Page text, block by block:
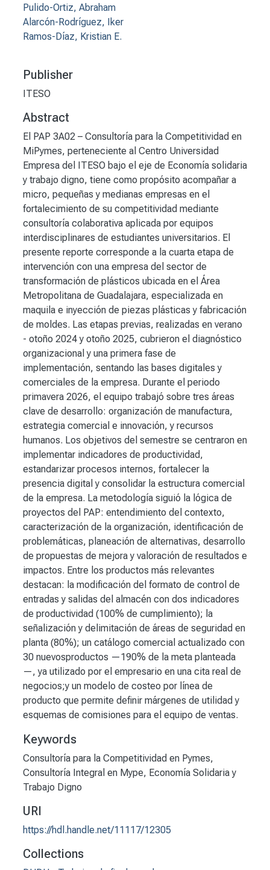
Pulido-Ortiz, Abraham
Alarcón-Rodríguez, Iker
Ramos-Díaz, Kristian E.
Publisher
ITESO
Abstract
El PAP 3A02 – Consultoría para la Competitividad en
MiPymes, perteneciente al Centro Universidad
Empresa del ITESO bajo el eje de Economía solidaria
y trabajo digno, tiene como propósito acompañar a
micro, pequeñas y medianas empresas en el
fortalecimiento de su competitividad mediante
consultoría colaborativa aplicada por equipos
interdisciplinares de estudiantes universitarios. El
presente reporte corresponde a la cuarta etapa de
intervención con una empresa del sector de
transformación de plásticos ubicada en el Área
Metropolitana de Guadalajara, especializada en
maquila e inyección de piezas plásticas y fabricación
de moldes. Las etapas previas, realizadas en verano
- otoño 2024 y otoño 2025, cubrieron el diagnóstico
organizacional y una primera fase de
implementación, sentando las bases digitales y
comerciales de la empresa. Durante el periodo
primavera 2026, el equipo trabajó sobre tres áreas
clave de desarrollo: organización de manufactura,
estrategia comercial e innovación, y recursos
humanos. Los objetivos del semestre se centraron en
implementar indicadores de productividad,
estandarizar procesos internos, fortalecer la
presencia digital y consolidar la estructura comercial
de la empresa. La metodología siguió la lógica de
proyectos del PAP: entendimiento del contexto,
caracterización de la organización, identificación de
problemáticas, planeación de alternativas, desarrollo
de propuestas de mejora y valoración de resultados e
impactos. Entre los productos más relevantes
destacan: la modificación del formato de control de
entradas y salidas del almacén con dos indicadores
de productividad (100% de cumplimiento); la
señalización y delimitación de áreas de seguridad en
planta (80%); un catálogo comercial actualizado con
30 nuevosproductos —190% de la meta planteada
—, ya utilizado por el empresario en una cita real de
negocios;y un modelo de costeo por línea de
producto que permite definir márgenes de utilidad y
esquemas de comisiones para el equipo de ventas.
Keywords
Consultoría para la Competitividad en Pymes,
Consultoría Integral en Mype, Economía Solidaria y
Trabajo Digno
URI
https://hdl.handle.net/11117/12305
Collections